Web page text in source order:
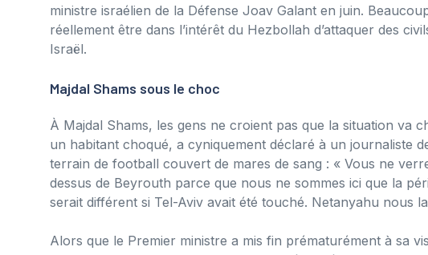
ministre israélien de la Défense Joav Galant en juin.
réellement être dans l’intérêt du Hezbollah d’attaquer des
Israël.
Majdal Shams sous le choc
À Majdal Shams, les gens ne croient pas que la situation va
un habitant choqué, a cyniquement déclaré à un journaliste
terrain de football couvert de mares de sang : « Vous ne
dessus de Beyrouth parce que nous ne sommes ici que la
serait différent si Tel-Aviv avait été touché. Netanyahu nous
Alors que le Premier ministre a mis fin prématurément à sa